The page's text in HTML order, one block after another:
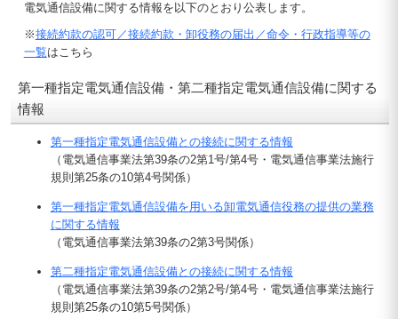
電気通信設備に関する情報を以下のとおり公表します。
※接続約款の認可／接続約款・卸役務の届出／命令・行政指導等の
一覧はこちら
第一種指定電気通信設備・第二種指定電気通信設備に関する
情報
第一種指定電気通信設備との接続に関する情報
（電気通信事業法第39条の2第1号/第4号・電気通信事業法施行
規則第25条の10第4号関係）
第一種指定電気通信設備を用いる卸電気通信役務の提供の業務
に関する情報
（電気通信事業法第39条の2第3号関係）
第二種指定電気通信設備との接続に関する情報
（電気通信事業法第39条の2第2号/第4号・電気通信事業法施行
規則第25条の10第5号関係）